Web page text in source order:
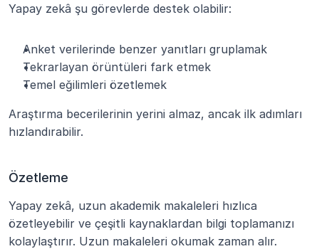
Yapay zekâ şu görevlerde destek olabilir:
Anket verilerinde benzer yanıtları gruplamak
Tekrarlayan örüntüleri fark etmek
Temel eğilimleri özetlemek
Araştırma becerilerinin yerini almaz, ancak ilk adımları
hızlandırabilir.
Özetleme
Yapay zekâ, uzun akademik makaleleri hızlıca
özetleyebilir ve çeşitli kaynaklardan bilgi toplamanızı
kolaylaştırır. Uzun makaleleri okumak zaman alır.